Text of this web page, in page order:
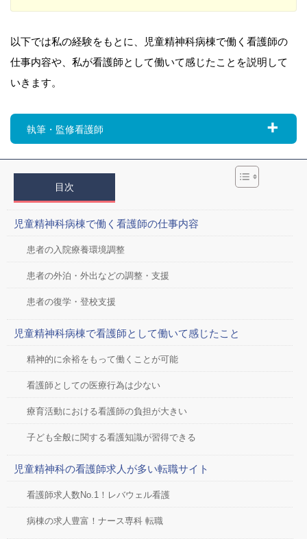
以下では私の経験をもとに、児童精神科病棟で働く看護師の
仕事内容や、私が看護師として働いて感じたことを説明して
いきます。
執筆・監修看護師
目次
児童精神科病棟で働く看護師の仕事内容
患者の入院療養環境調整
患者の外泊・外出などの調整・支援
患者の復学・登校支援
児童精神科病棟で看護師として働いて感じたこと
精神的に余裕をもって働くことが可能
看護師としての医療行為は少ない
療育活動における看護師の負担が大きい
子ども全般に関する看護知識が習得できる
児童精神科の看護師求人が多い転職サイト
看護師求人数No.1！レバウェル看護
病棟の求人豊富！ナース専科 転職